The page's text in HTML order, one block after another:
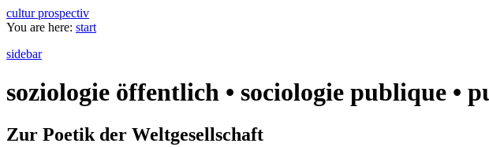
cultur prospectiv
You are here: start
sidebar
soziologie öffentlich • sociologie publique •
Zur Poetik der Weltgesellschaft